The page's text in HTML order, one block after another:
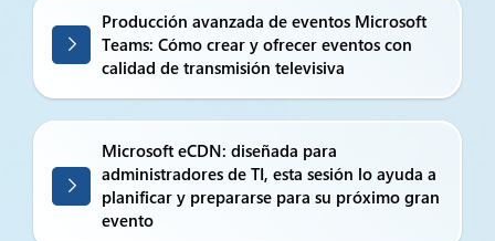
Producción avanzada de eventos Microsoft
Teams: Cómo crear y ofrecer eventos con
calidad de transmisión televisiva
Microsoft eCDN: diseñada para
administradores de TI, esta sesión lo ayuda a
planificar y prepararse para su próximo gran
evento